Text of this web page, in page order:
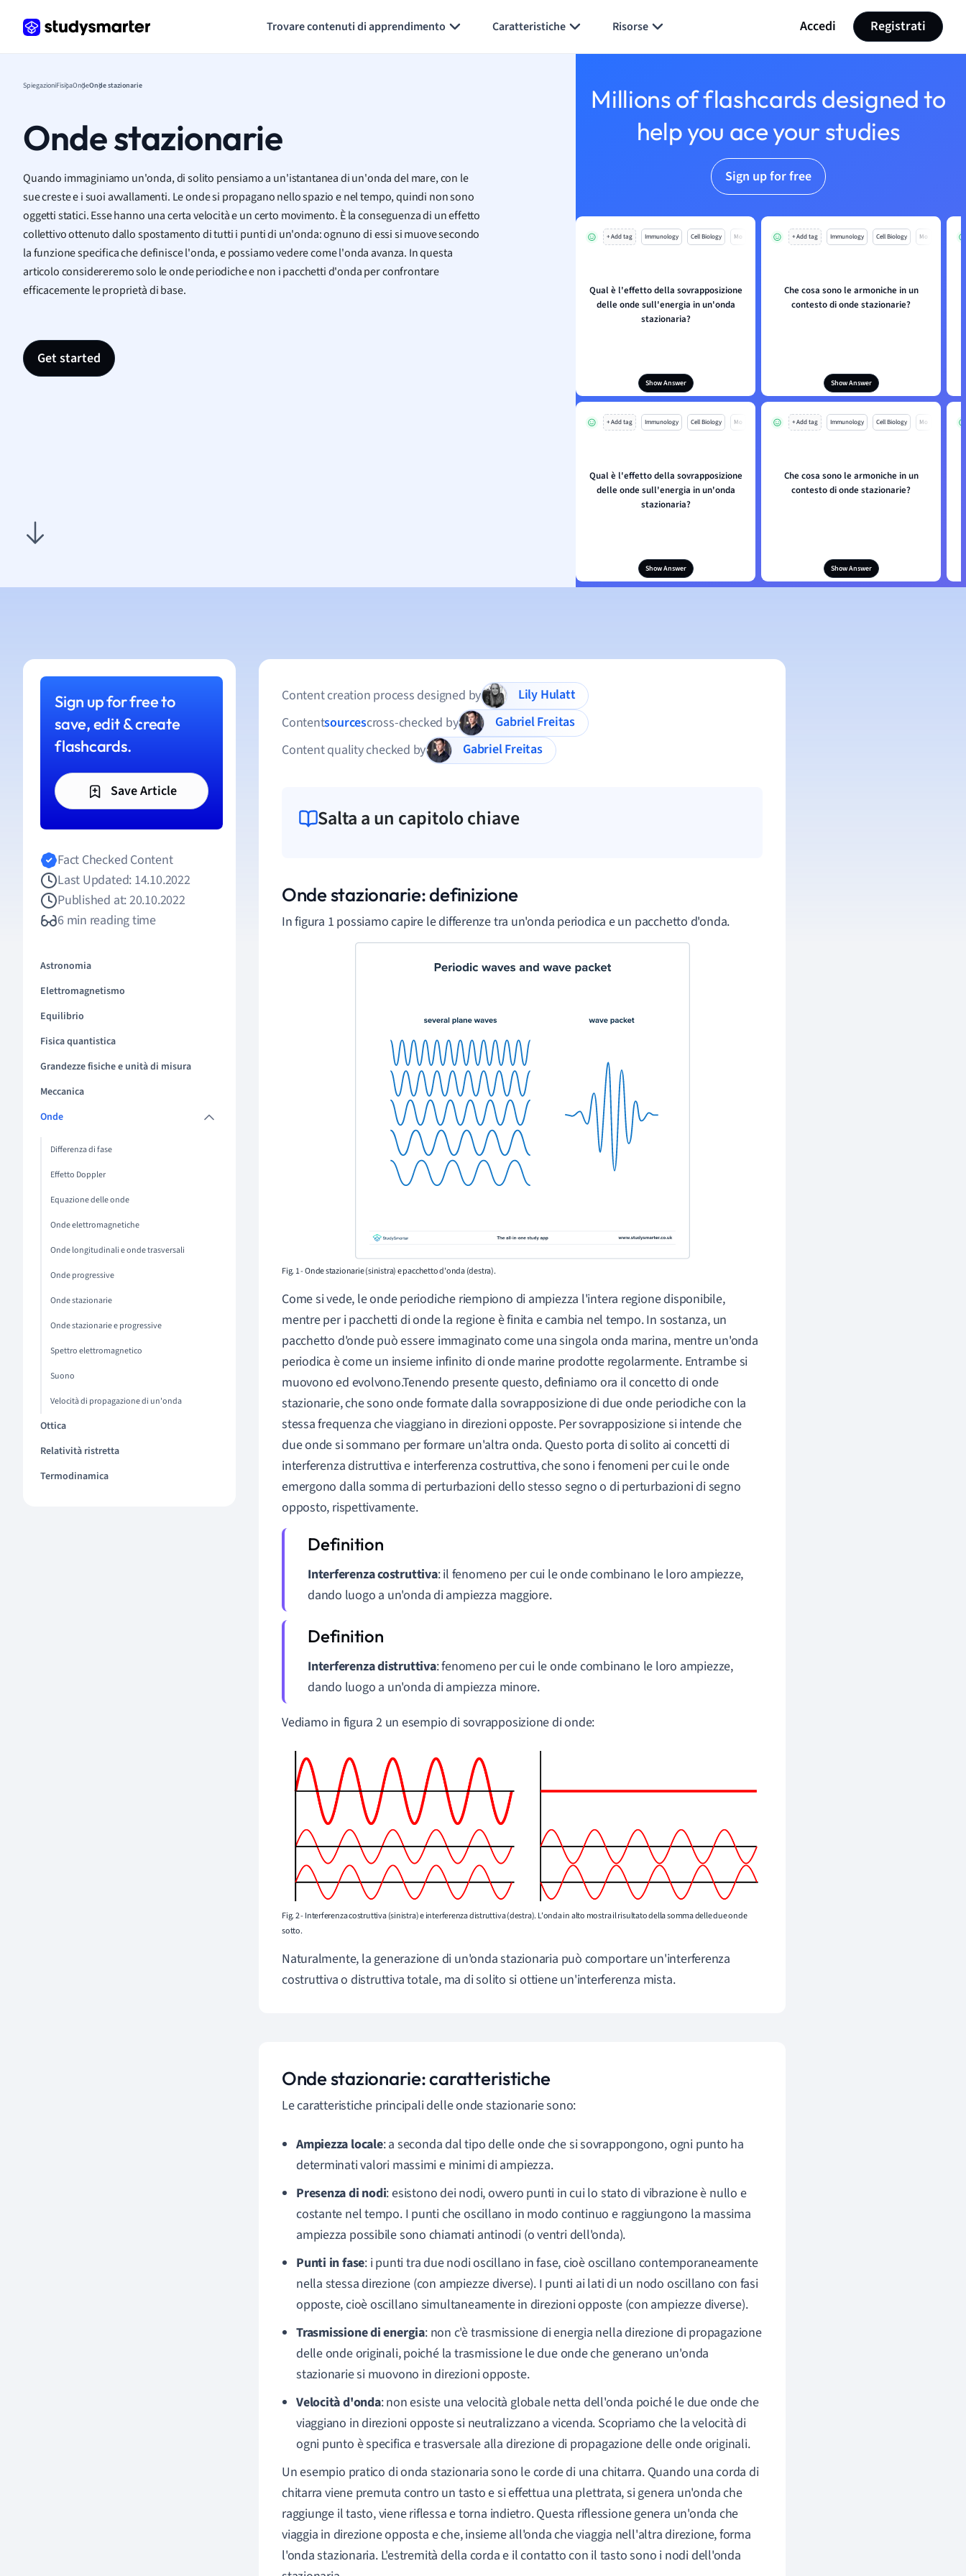
Trovare contenuti di apprendimento Caratteristiche Risorse Accedi Registrati
SpiegazioniFisicaOndeOnde stazionarie
Onde stazionarie
Quando immaginiamo un'onda, di solito pensiamo a un'istantanea di un'onda del mare, con le
sue creste e i suoi avvallamenti. Le onde si propagano nello spazio e nel tempo, quindi non sono
oggetti statici. Esse hanno una certa velocità e un certo movimento. È la conseguenza di un effetto
collettivo ottenuto dallo spostamento di tutti i punti di un'onda: ognuno di essi si muove secondo
la funzione specifica che definisce l'onda, e possiamo vedere come l'onda avanza. In questa
articolo considereremo solo le onde periodiche e non i pacchetti d'onda per confrontare
efficacemente le proprietà di base.
Get started
Millions of flashcards designed to
help you ace your studies
Sign up for free
+ Add tag Immunology Cell Biology Mo
Qual è l'effetto della sovrapposizione
delle onde sull'energia in un'onda
stazionaria?
Show Answer
+ Add tag Immunology Cell Biology Mo
Che cosa sono le armoniche in un
contesto di onde stazionarie?
Show Answer
+ Add tag Immunology Cell Biology Mo
Qual è l'effetto della sovrapposizione
delle onde sull'energia in un'onda
stazionaria?
Show Answer
+ Add tag Immunology Cell Biology Mo
Che cosa sono le armoniche in un
contesto di onde stazionarie?
Show Answer
Sign up for free to
save, edit & create
flashcards.
Save Article
Fact Checked Content
Last Updated: 14.10.2022
Published at: 20.10.2022
6 min reading time
Astronomia
Elettromagnetismo
Equilibrio
Fisica quantistica
Grandezze fisiche e unità di misura
Meccanica
Onde
Differenza di fase
Effetto Doppler
Equazione delle onde
Onde elettromagnetiche
Onde longitudinali e onde trasversali
Onde progressive
Onde stazionarie
Onde stazionarie e progressive
Spettro elettromagnetico
Suono
Velocità di propagazione di un'onda
Ottica
Relatività ristretta
Termodinamica
Content creation process designed by
Lily Hulatt
Contentsourcescross-checked by
Gabriel Freitas
Content quality checked by
Gabriel Freitas
Salta a un capitolo chiave
Onde stazionarie: definizione
In figura 1 possiamo capire le differenze tra un'onda periodica e un pacchetto d'onda.
Fig. 1 - Onde stazionarie (sinistra) e pacchetto d'onda (destra).
Come si vede, le onde periodiche riempiono di ampiezza l'intera regione disponibile,
mentre per i pacchetti di onde la regione è finita e cambia nel tempo. In sostanza, un
pacchetto d'onde può essere immaginato come una singola onda marina, mentre un'onda
periodica è come un insieme infinito di onde marine prodotte regolarmente. Entrambe si
muovono ed evolvono.Tenendo presente questo, definiamo ora il concetto di onde
stazionarie, che sono onde formate dalla sovrapposizione di due onde periodiche con la
stessa frequenza che viaggiano in direzioni opposte. Per sovrapposizione si intende che
due onde si sommano per formare un'altra onda. Questo porta di solito ai concetti di
interferenza distruttiva e interferenza costruttiva, che sono i fenomeni per cui le onde
emergono dalla somma di perturbazioni dello stesso segno o di perturbazioni di segno
opposto, rispettivamente.
Interferenza costruttiva: il fenomeno per cui le onde combinano le loro ampiezze,
dando luogo a un'onda di ampiezza maggiore.
Interferenza distruttiva: fenomeno per cui le onde combinano le loro ampiezze,
dando luogo a un'onda di ampiezza minore.
Vediamo in figura 2 un esempio di sovrapposizione di onde:
Fig. 2 - Interferenza costruttiva (sinistra) e interferenza distruttiva (destra). L'onda in alto mostra il risultato della somma delle due onde
sotto.
Naturalmente, la generazione di un'onda stazionaria può comportare un'interferenza
costruttiva o distruttiva totale, ma di solito si ottiene un'interferenza mista.
Onde stazionarie: caratteristiche
Le caratteristiche principali delle onde stazionarie sono:
Ampiezza locale: a seconda dal tipo delle onde che si sovrappongono, ogni punto ha
determinati valori massimi e minimi di ampiezza.
Presenza di nodi: esistono dei nodi, ovvero punti in cui lo stato di vibrazione è nullo e
costante nel tempo. I punti che oscillano in modo continuo e raggiungono la massima
ampiezza possibile sono chiamati antinodi (o ventri dell'onda).
Punti in fase: i punti tra due nodi oscillano in fase, cioè oscillano contemporaneamente
nella stessa direzione (con ampiezze diverse). I punti ai lati di un nodo oscillano con fasi
opposte, cioè oscillano simultaneamente in direzioni opposte (con ampiezze diverse).
Trasmissione di energia: non c'è trasmissione di energia nella direzione di propagazione
delle onde originali, poiché la trasmissione le due onde che generano un'onda
stazionarie si muovono in direzioni opposte.
Velocità d'onda: non esiste una velocità globale netta dell'onda poiché le due onde che
viaggiano in direzioni opposte si neutralizzano a vicenda. Scopriamo che la velocità di
ogni punto è specifica e trasversale alla direzione di propagazione delle onde originali.
Un esempio pratico di onda stazionaria sono le corde di una chitarra. Quando una corda di
chitarra viene premuta contro un tasto e si effettua una plettrata, si genera un'onda che
raggiunge il tasto, viene riflessa e torna indietro. Questa riflessione genera un'onda che
viaggia in direzione opposta e che, insieme all'onda che viaggia nell'altra direzione, forma
l'onda stazionaria. L'estremità della corda e il contatto con il tasto sono i nodi dell'onda